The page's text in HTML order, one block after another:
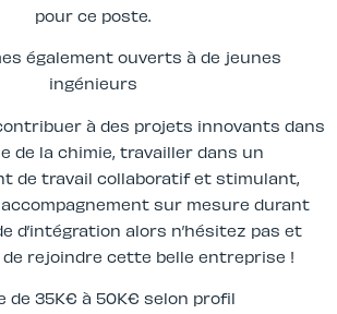
pour ce poste.
également ouverts à de jeunes
ingénieurs
à des projets innovants dans
de la chimie, travailler dans un
de travail collaboratif et stimulant,
accompagnement sur mesure durant
d’intégration alors n’hésitez pas et
rejoindre cette belle entreprise !
de 35K€ à 50K€ selon profil